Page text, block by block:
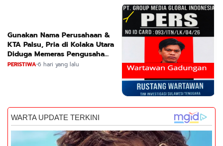
Gunakan Nama Perusahaan &
KTA Palsu, Pria di Kolaka Utara
Diduga Memeras Pengusaha
Tambang dan Minyak
PERISTIWA•6 hari yang lalu